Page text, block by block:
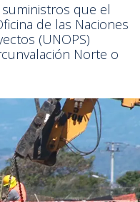
que el
de las Naciones
(UNOPS)
Norte o